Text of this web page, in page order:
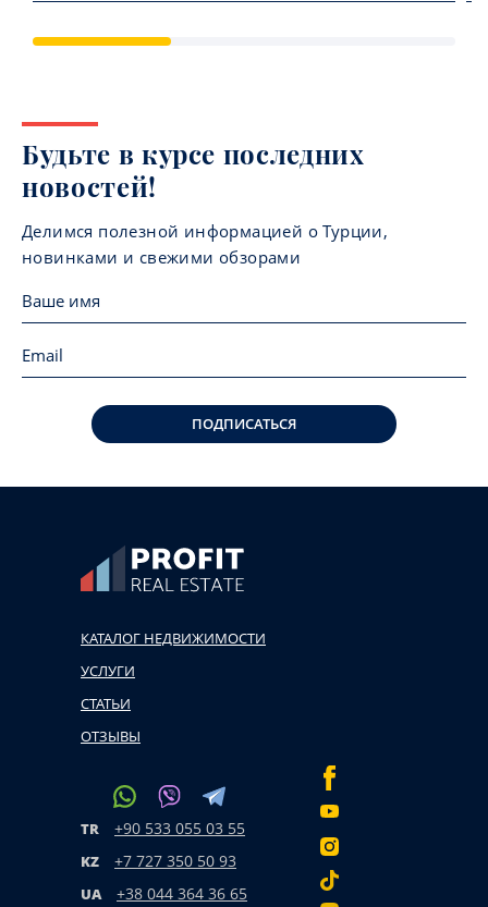
Будьте в курсе последних
новостей!
Делимся полезной информацией о Турции,
новинками и свежими обзорами
ПОДПИСАТЬСЯ
КАТАЛОГ НЕДВИЖИМОСТИ
УСЛУГИ
СТАТЬИ
ОТЗЫВЫ
TR +90 533 055 03 55
KZ +7 727 350 50 93
UA +38 044 364 36 65